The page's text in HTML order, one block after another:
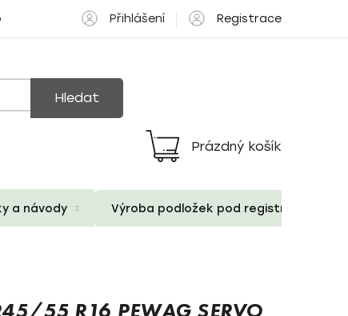
pozice Přihlášení Registrace
Hledat
Nákupní
košík
Prázdný košík
a návody Výroba podložek pod registrační
55 R16 PEWAG SERVO